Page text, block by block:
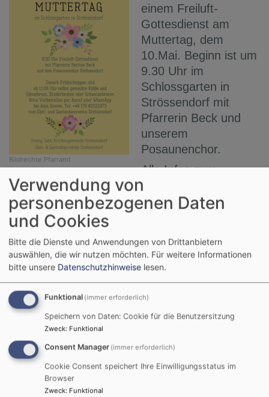
Bildrechte Pfarramt
einem Freiluft-
Gottesdienst am
Muttertag, dem
10.Mai. Beginn ist um
9.30 Uhr im
Schlossgarten in
Strössendorf mit
Pfarrerin Beck und
unserem
Posaunenchor.
Alle Infos zum
Frühschoppen und der Vorbestellung des
Mittagessens beim Obst- und Gartenbauverein
im Anschluss an den Gottesdienst entnehmen
Weiterlesen
Orgelkonzert mit Paolo
Springhetti aus Mailand
Verwendung von
personenbezogenen Daten
und Cookies
Bitte die Dienste und Anwendungen von Drittanbietern
auswählen, die wir nutzen möchten. Für weitere Informationen
bitte unsere Datenschutzhinweise lesen.
Funktional (immer erforderlich)
Speichern von Daten: Cookie für die Benutzersitzung
Zweck: Funktional
Consent Manager (immer erforderlich)
Cookie Consent speichert Ihre Einwilligungsstatus im
Browser
Zweck: Funktional